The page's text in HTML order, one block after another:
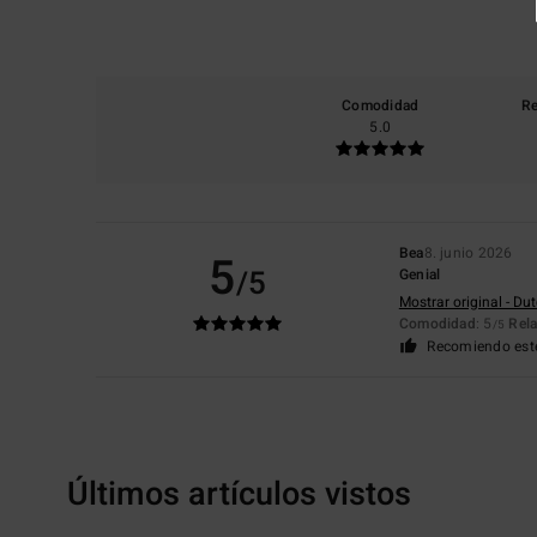
Comodidad
5.0
5/5
Bea8. junio 2026
Genial
Mostrar original -
Comodidad: 5 /5
Recomiendo
Últimos artículos vistos